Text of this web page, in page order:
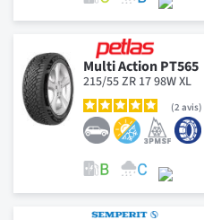
Multi Action PT565
215/55 ZR 17 98W XL
2 avis